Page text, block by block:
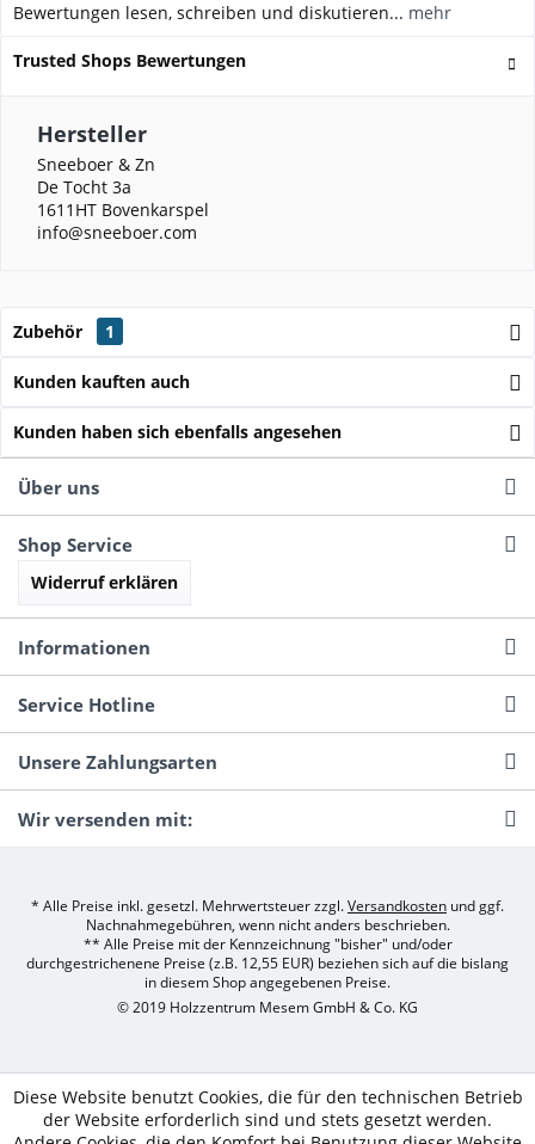
Bewertungen lesen, schreiben und diskutieren... mehr
Trusted Shops Bewertungen
Hersteller
Sneeboer & Zn
De Tocht 3a
1611HT Bovenkarspel
info@sneeboer.com
Zubehör 1
Kunden kauften auch
Kunden haben sich ebenfalls angesehen
Über uns
Shop Service
Widerruf erklären
Informationen
Service Hotline
Unsere Zahlungsarten
Wir versenden mit:
* Alle Preise inkl. gesetzl. Mehrwertsteuer zzgl.Versandkosten und ggf.
Nachnahmegebühren, wenn nicht anders beschrieben.
** Alle Preise mit der Kennzeichnung "bisher" und/oder
durchgestrichenene Preise (z.B. 12,55 EUR) beziehen sich auf die bislang
in diesem Shop angegebenen Preise.
© 2019 Holzzentrum Mesem GmbH & Co. KG
Diese Website benutzt Cookies, die für den technischen Betrieb
der Website erforderlich sind und stets gesetzt werden.